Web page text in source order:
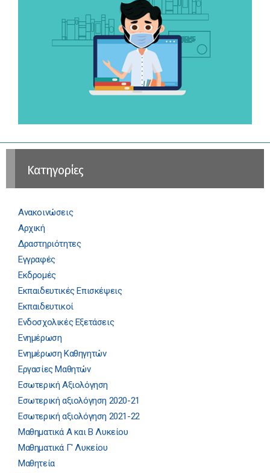
Kατηγορίες
Ανακοινώσεις
Αρχική
Δραστηριότητες
Εγγραφές
Εκδρομές
Εκπαιδευτικές Επισκέψεις
Εκπαιδευτικοί
Ενδοσχολικές Εξετάσεις
Ενημέρωση
Ενημέρωση Καθηγητών
Εργασίες Μαθητών
Εσωτερική Αξιολόγηση
Εσωτερική αξιολόγηση 2020-21
Εσωτερική αξιολόγηση 2021-22
Μαθηματικά Α και Β Λυκείου
Μαθηματικά Γ' Λυκείου
Μαθητεία